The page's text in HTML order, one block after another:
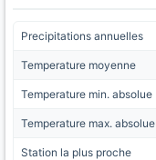
Precipitations annuelles
Temperature moyenne
Temperature min. absolue
Temperature max. absolue
Station la plus proche